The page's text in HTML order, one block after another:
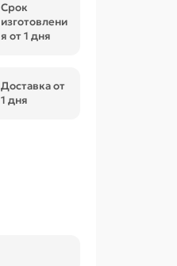
Срок
изготовлени
я от 1 дня
Доставка от
1 дня